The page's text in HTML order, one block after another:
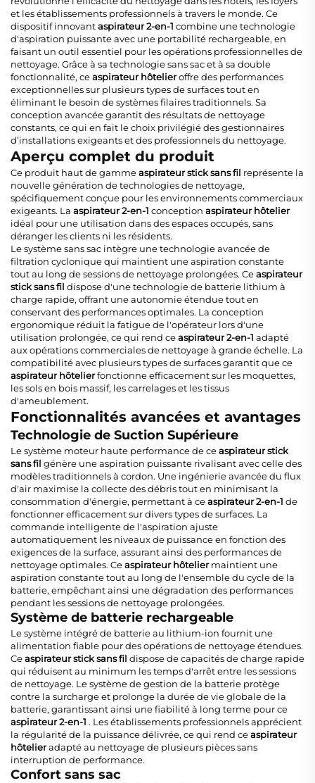
et les établissements professionnels à travers le monde. Ce
dispositif innovantaspirateur 2-en-1 combine une technologie
d'aspiration puissante avec une portabilité rechargeable, en
faisant un outil essentiel pour les opérations professionnelles de
nettoyage. Grâce à sa technologie sans sac et à sa double
fonctionnalité, ceaspirateur hôtelieroffre des performances
exceptionnelles sur plusieurs types de surfaces tout en
éliminant le besoin de systèmes filaires traditionnels. Sa
conception avancée garantit des résultats de nettoyage
constants, ce qui en fait le choix privilégié des gestionnaires
d’installations exigeants et des professionnels du nettoyage.
Aperçu complet du produit
Ce produit haut de gammeaspirateur stick sans fil représente la
nouvelle génération de technologies de nettoyage,
spécifiquement conçue pour les environnements commerciaux
exigeants. La aspirateur 2-en-1 conception aspirateur hôtelier
idéal pour une utilisation dans des espaces occupés, sans
déranger les clients ni les résidents.
Le système sans sac intègre une technologie avancée de
filtration cyclonique qui maintient une aspiration constante
tout au long de sessions de nettoyage prolongées. Ceaspirateur
stick sans fil dispose d'une technologie de batterie lithium à
charge rapide, offrant une autonomie étendue tout en
conservant des performances optimales. La conception
ergonomique réduit la fatigue de l'opérateur lors d'une
utilisation prolongée, ce qui rend ceaspirateur 2-en-1 adapté
aux opérations commerciales de nettoyage à grande échelle. La
compatibilité avec plusieurs types de surfaces garantit que ce
aspirateur hôtelierfonctionne efficacement sur les moquettes,
les sols en bois massif, les carrelages et les tissus
d'ameublement.
Fonctionnalités avancées et avantages
Technologie de Suction Supérieure
Le système moteur haute performance de ceaspirateur stick
sans fil génère une aspiration puissante rivalisant avec celle des
modèles traditionnels à cordon. Une ingénierie avancée du flux
d'air maximise la collecte des débris tout en minimisant la
consommation d'énergie, permettant à ceaspirateur 2-en-1 de
fonctionner efficacement sur divers types de surfaces. La
commande intelligente de l'aspiration ajuste
automatiquement les niveaux de puissance en fonction des
exigences de la surface, assurant ainsi des performances de
nettoyage optimales. Ceaspirateur hôteliermaintient une
aspiration constante tout au long de l'ensemble du cycle de la
batterie, empêchant ainsi une dégradation des performances
pendant les sessions de nettoyage prolongées.
Système de batterie rechargeable
Le système intégré de batterie au lithium-ion fournit une
alimentation fiable pour des opérations de nettoyage étendues.
Ceaspirateur stick sans fil dispose de capacités de charge rapide
qui réduisent au minimum les temps d'arrêt entre les sessions
de nettoyage. Le système de gestion de la batterie protège
contre la surcharge et prolonge la durée de vie globale de la
batterie, garantissant ainsi une fiabilité à long terme pour ce
aspirateur 2-en-1 . Les établissements professionnels apprécient
la régularité de la puissance délivrée, ce qui rend ceaspirateur
hôtelieradapté au nettoyage de plusieurs pièces sans
interruption de performance.
Confort sans sac